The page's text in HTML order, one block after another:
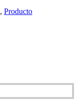
, Producto